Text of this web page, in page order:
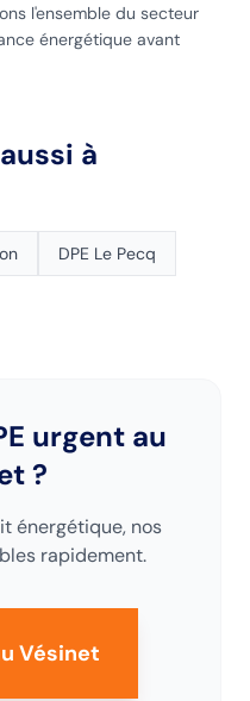
l'ensemble du secteur
énergétique avant
à
DPE Le Pecq
urgent au
?
énergétique, nos
rapidement.
Vésinet